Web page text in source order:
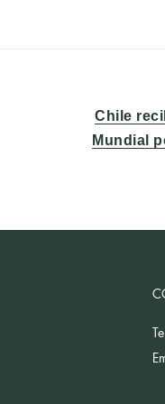
Entrada
siguiente:
Chile
Mundial